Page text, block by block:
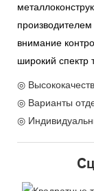
внимание
широкий спектр
◎
◎ Варианты
◎